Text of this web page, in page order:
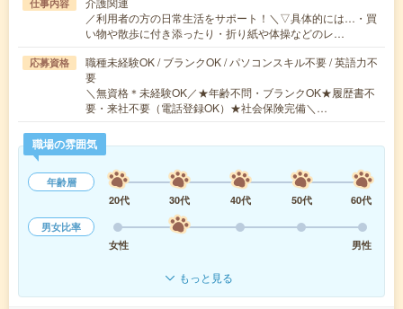
仕事内容
／利用者の方の日常生活をサポート！＼▽具体的には…・買
い物や散歩に付き添ったり・折り紙や体操などのレ…
応募資格
職種未経験OK / ブランクOK / パソコンスキル不要 / 英語力不
要
＼無資格＊未経験OK／★年齢不問・ブランクOK★履歴書不
要・来社不要（電話登録OK）★社会保険完備＼…
職場の雰囲気
年齢層
20代
30代 40代 50代
60代
男女比率
女性
男性
もっと見る